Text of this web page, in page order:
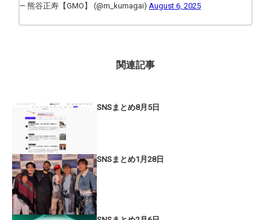
— 熊谷正寿【GMO】 (@m_kumagai) August 6, 2025
関連記事
SNSまとめ8月5日
SNSまとめ1月28日